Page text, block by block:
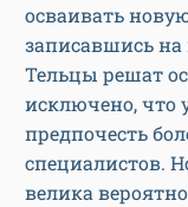
осваивать
записавшись на
Тельцы решат
исключено, что
предпочесть
специалистов.
велика